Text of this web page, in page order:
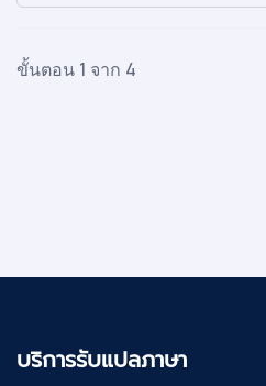
ขั้นตอน 1 จาก 4
บริการรับแปลภาษา